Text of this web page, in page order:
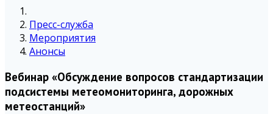
Пресс-служба
Мероприятия
Анонсы
Вебинар «Обсуждение вопросов стандартизации
подсистемы метеомониторинга, дорожных
метеостанций»